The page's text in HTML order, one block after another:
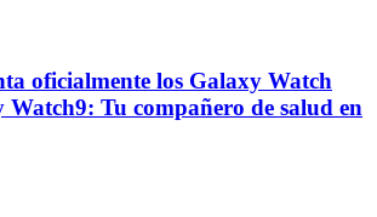
oficialmente los Galaxy Watch
Tu compañero de salud en